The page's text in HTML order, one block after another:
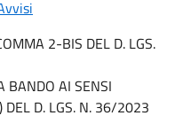
2-BIS DEL D. LGS.
BANDO AI SENSI
DEL D. LGS. N. 36/2023